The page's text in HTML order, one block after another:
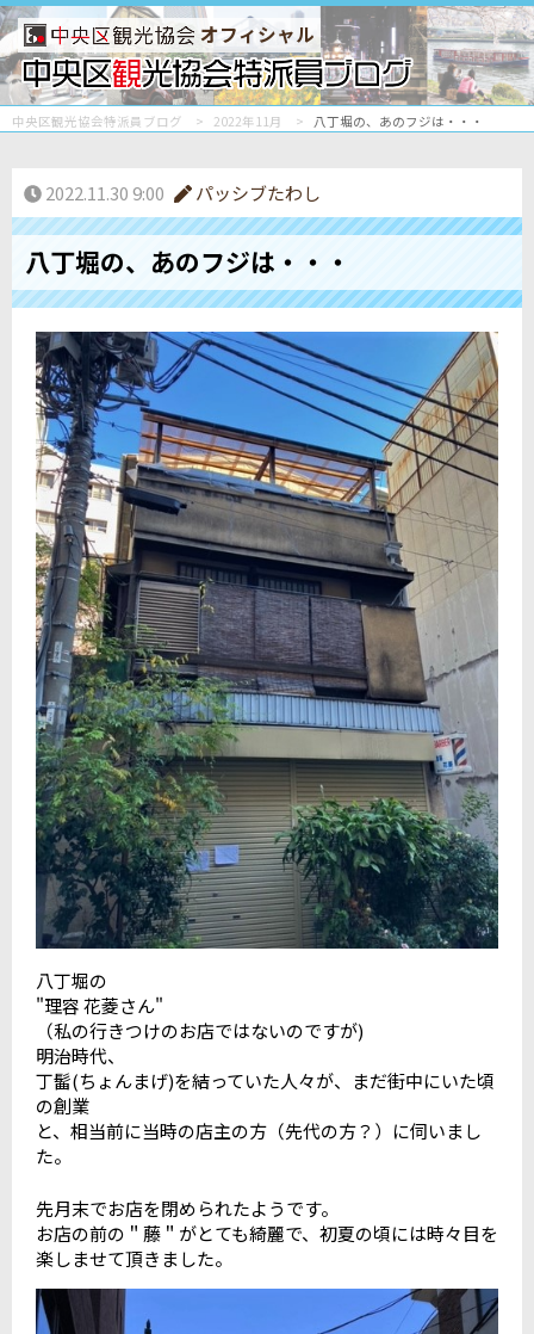
オフィシャル
中央区観光協会特派員ブログ 2022年11月 八丁堀の、あのフジは・・・
2022.11.30 9:00 パッシブたわし
八丁堀の、あのフジは・・・
八丁堀の
"理容 花菱さん"
（私の行きつけのお店ではないのですが)
明治時代、
丁髷(ちょんまげ)を結っていた人々が、まだ街中にいた頃
の創業
と、相当前に当時の店主の方（先代の方？）に伺いまし
た。
先月末でお店を閉められたようです。
お店の前の＂藤＂がとても綺麗で、初夏の頃には時々目を
楽しませて頂きました。